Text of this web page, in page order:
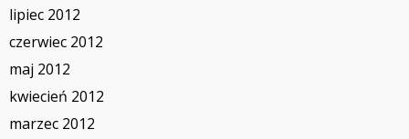
lipiec 2012
czerwiec 2012
maj 2012
kwiecień 2012
marzec 2012